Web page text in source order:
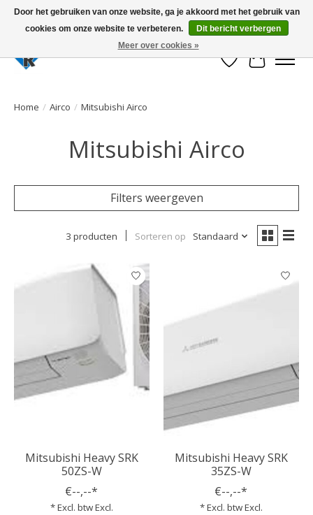
Large selection of products and fast shipping!
Verlanglijst
Home / Airco / Mitsubishi Airco
Mitsubishi Airco
Filters weergeven
3 producten Sorteren op Standaard
Mitsubishi Heavy SRK
50ZS-W
€--,--*
* Excl. btw Excl.
Mitsubishi Heavy SRK
35ZS-W
€--,--*
* Excl. btw Excl.
Door het gebruiken van onze website, ga je akkoord met het gebruik van
cookies om onze website te verbeteren.
Dit bericht verbergen
Meer over cookies »